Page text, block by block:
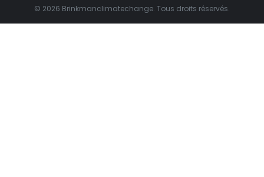
© 2026 Brinkmanclimatechange. Tous droits réservés.